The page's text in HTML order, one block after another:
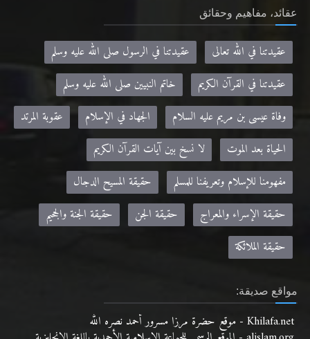
عقائد، مفاهيم وحقائق
عقيدتنا في الله تعالى
عقيدتنا في الرسول صلى الله عليه وسلم
عقيدتنا في القرآن الكريم
خاتم النبيين صلى الله عليه وسلم
وفاة عيسى بن مريم عليه السلام
الجهاد في الإسلام
عقوبة المرتد
الحياة بعد الموت
لا نسخ بين آيات القرآن الكريم
مفهومنا للإسلام وتعريفنا للمسلم
حقيقة المسيح الدجال
حقيقة الإسراء والمعراج
حقيقة الجن
حقيقة الجنة والجحيم
حقيقة الملائكة
مواقع صديقة:
Khilafa.net - موقع حضرة مرزا مسرور أحمد نصره الله